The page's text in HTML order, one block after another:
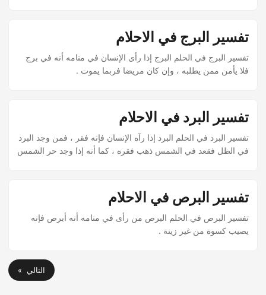
تفسير البرج في الاحلام
تفسير البرج في الحلم البرج إذا رأى الإنسان في منامه أنه في برج
فلا يأمن ممن يطلبه ، وإن كان مريضا فربما يموت .
تفسير البرد في الاحلام
تفسير البرد في الحلم البرد إذا رآه الإنسان فإنه فقر ، فمن وجد البرد
في الظل فقعد في الشمس ذهب فقره ، كما أنه إذا وجد حر الشمس
تفسير البرص في الاحلام
تفسير البرص في الحلم البرص من رأى في منامه أنه أبرص فإنه
يصيب كسوة من غير زينة .
التالي »